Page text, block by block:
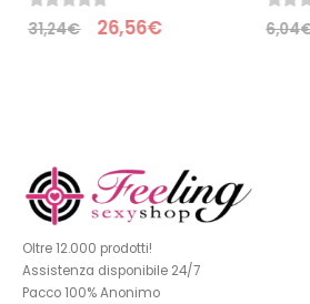
0Su 5
31,24€ 26,56€ 0Su 5
6,04€
Oltre 12.000 prodotti!
Assistenza disponibile 24/7
Pacco 100% Anonimo